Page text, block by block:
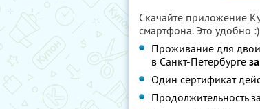
Скачайте приложение
смартфона. Это удобно :)
Проживание для
в Санкт-Петербурге
Один сертификат
Продолжительность